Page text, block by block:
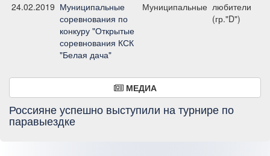
24.02.2019 Муниципальные
соревнования по
конкуру "Открытые
соревнования КСК
"Белая дача"
Муниципальные любители
(гр."D")
МЕДИА
Россияне успешно выступили на турнире по
паравыездке